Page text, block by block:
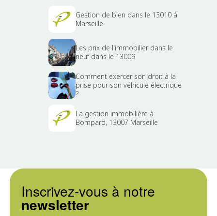
Gestion de bien dans le 13010 à
Marseille
Les prix de l'immobilier dans le
neuf dans le 13009
Comment exercer son droit à la
prise pour son véhicule électrique
?
La gestion immobilière à
Bompard, 13007 Marseille
Inscrivez-vous à notre
newsletter